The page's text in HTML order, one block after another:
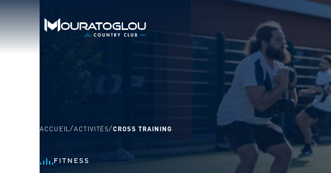
ACCUEIL/ACTIVITÉS/CROSS TRAINING
FITNESS